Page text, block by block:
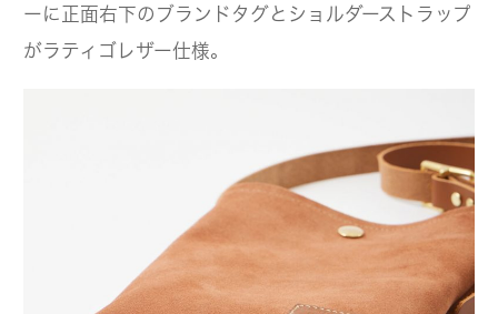
ーに正面右下のブランドタグとショルダーストラップ
がラティゴレザー仕様。